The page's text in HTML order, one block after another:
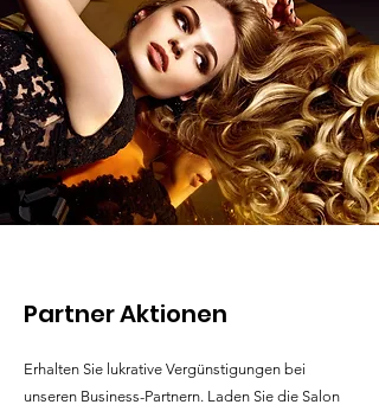
Partner Aktionen
Erhalten Sie lukrative Vergünstigungen bei
unseren Business-Partnern. Laden Sie die Salon